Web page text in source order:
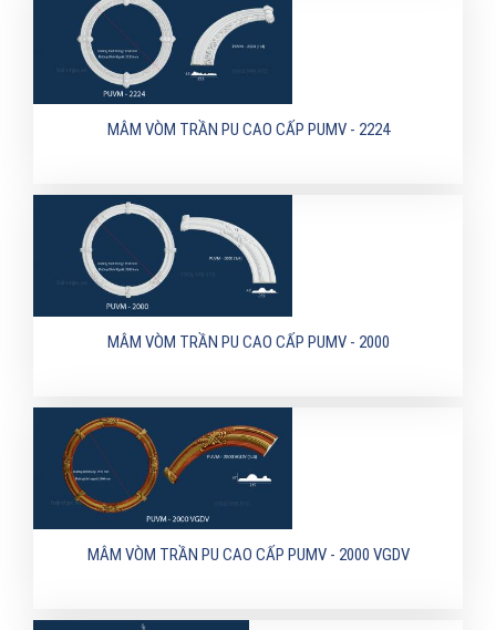
MÂM VÒM TRẦN PU CAO CẤP PUMV - 2224
MÂM VÒM TRẦN PU CAO CẤP PUMV - 2000
MÂM VÒM TRẦN PU CAO CẤP PUMV - 2000 VGDV